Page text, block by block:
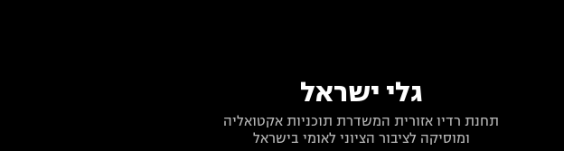
גלי ישראל
תחנת רדיו אזורית המשדרת תוכניות אקטואליה
ומוסיקה לציבור הציוני לאומי בישראל